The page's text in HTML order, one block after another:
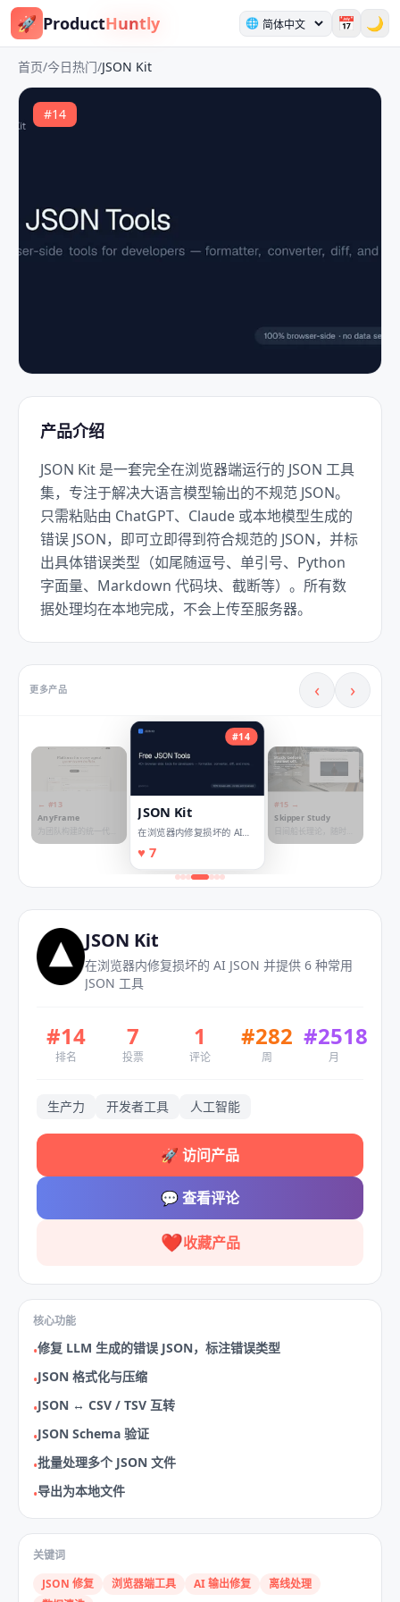
🚀 ProductHuntly 🌐 📅 🌙
首页/今日热门/JSON Kit
#14
产品介绍
JSON Kit 是一套完全在浏览器端运行的 JSON 工具
集，专注于解决大语言模型输出的不规范 JSON。
只需粘贴由 ChatGPT、Claude 或本地模型生成的
错误 JSON，即可立即得到符合规范的 JSON，并标
出具体错误类型（如尾随逗号、单引号、Python
字面量、Markdown 代码块、截断等）。所有数
据处理均在本地完成，不会上传至服务器。
更多产品 ‹ ›
← #13
AnyFrame
平台
#14
JSON Kit
在浏览器内修复损坏的 AI
JSON 并提供 6 种常用 JSON
工具
♥ 7
#15 →
Skipper Study
习
JSON Kit
在浏览器内修复损坏的 AI JSON 并提供 6 种常用
JSON 工具
#14
排名
7
投票
1
评论
#282
周
#2518
月
生产力 开发者工具 人工智能
🚀 访问产品
💬查看评论
❤️收藏产品
核心功能
•修复 LLM 生成的错误 JSON，标注错误类型
•JSON 格式化与压缩
•JSON ↔ CSV / TSV 互转
•JSON Schema 验证
•批量处理多个 JSON 文件
•导出为本地文件
关键词
JSON 修复
浏览器端工具 AI 输出修复
离线处理